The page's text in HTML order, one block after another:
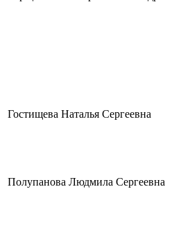
Гостищева Наталья Сергеевна
Полупанова Людмила Сергеевна